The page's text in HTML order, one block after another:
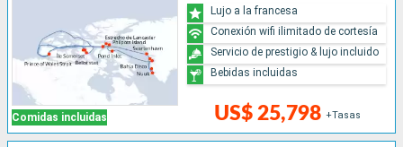
Comidas incluidas US$ 25,798 +Tasas
Lujo a la francesa
Conexión wifi ilimitado de cortesía
Servicio de prestigio & lujo incluido
Bebidas incluidas